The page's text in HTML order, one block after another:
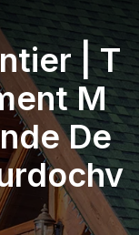
| T
M
De